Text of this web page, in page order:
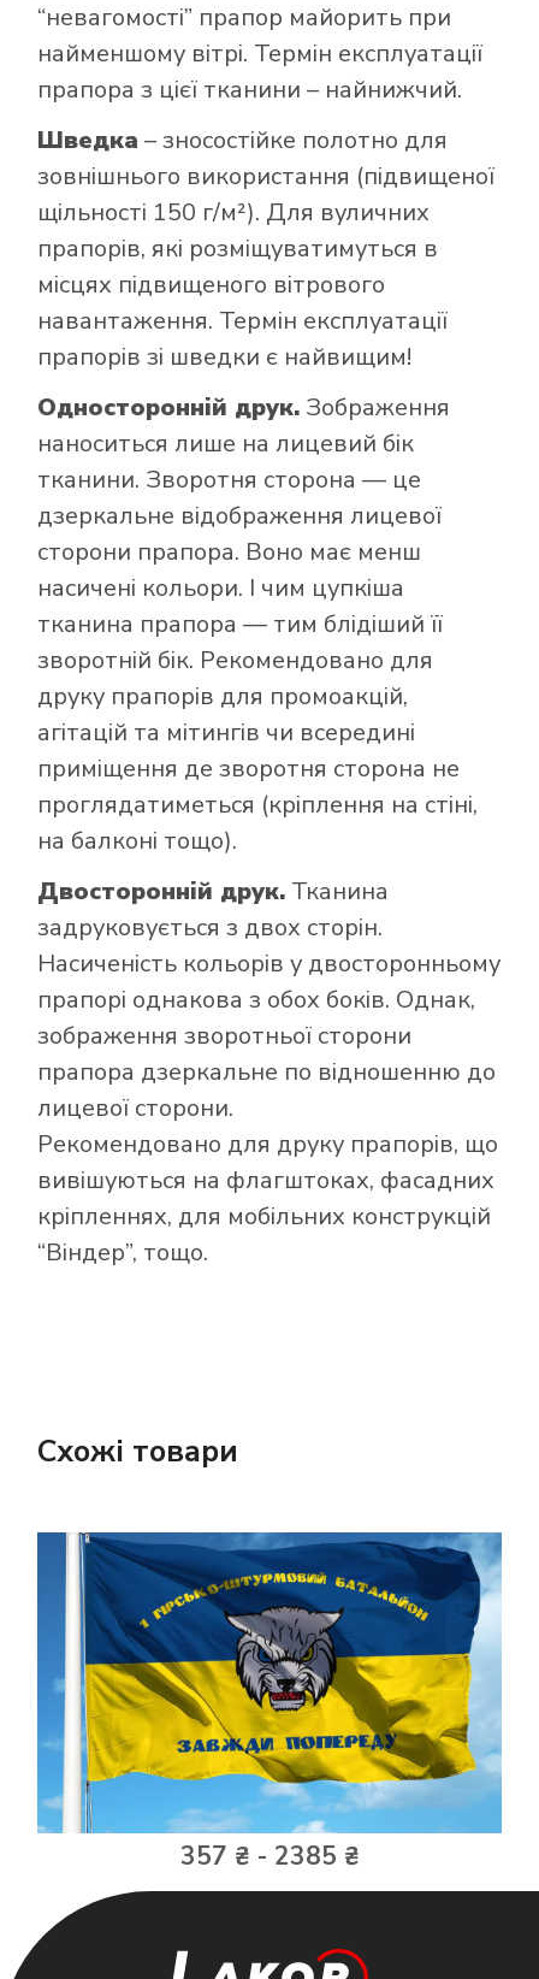
“невагомості” прапор майорить при
найменшому вітрі. Термін експлуатації
прапора з цієї тканини – найнижчий.
Шведка – зносостійке полотно для
зовнішнього використання (підвищеної
щільності 150 г/м²). Для вуличних
прапорів, які розміщуватимуться в
місцях підвищеного вітрового
навантаження. Термін експлуатації
прапорів зі шведки є найвищим!
Односторонній друк. Зображення
наноситься лише на лицевий бік
тканини. Зворотня сторона — це
дзеркальне відображення лицевої
сторони прапора. Воно має менш
насичені кольори. І чим цупкіша
тканина прапора — тим блідіший її
зворотній бік. Рекомендовано для
друку прапорів для промоакцій,
агітацій та мітингів чи всередині
приміщення де зворотня сторона не
проглядатиметься (кріплення на стіні,
на балконі тощо).
Двосторонній друк. Тканина
задруковується з двох сторін.
Насиченість кольорів у двосторонньому
прапорі однакова з обох боків. Однак,
зображення зворотньої сторони
прапора дзеркальне по відношенню до
лицевої сторони.
Рекомендовано для друку прапорів, що
вивішуються на флагштоках, фасадних
кріпленнях, для мобільних конструкцій
“Віндер”, тощо.
Схожі товари
357 ₴ - 2385 ₴